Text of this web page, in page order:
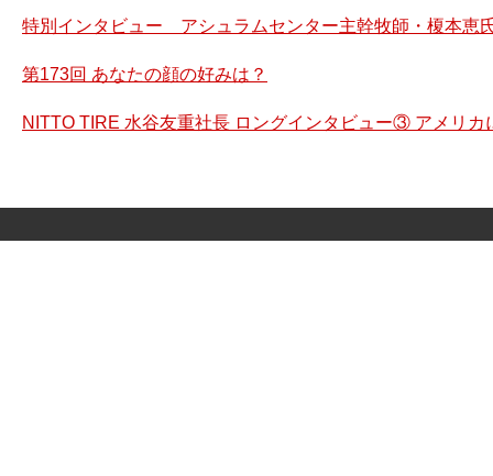
特別インタビュー アシュラムセンター主幹牧師・榎本恵
第173回 あなたの顔の好みは？
NITTO TIRE 水谷友重社長 ロングインタビュー③ アメリカ